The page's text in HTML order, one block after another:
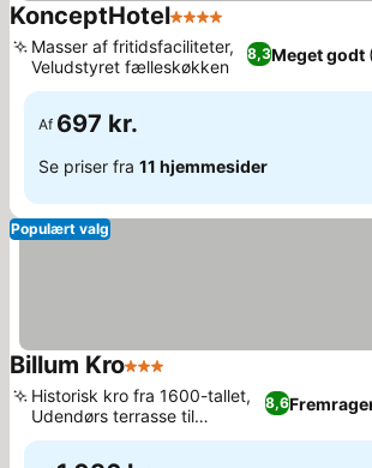
KonceptHotel4 Stjerner
8,3Meget godt
Masser af fritidsfaciliteter,
Veludstyret fælleskøkken
Af 697 kr.
Se priser fra 11 hjemmesider
Populært valg
Billum Kro3 Stjerner
8,6
Historisk kro fra 1600-tallet,
Udendørs terrasse til
afslapning